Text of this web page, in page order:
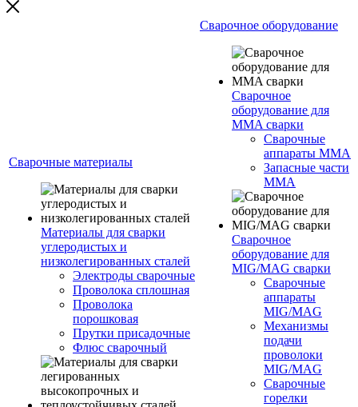
Сварочные материалы
Материалы для сварки
углеродистых и
низколегированных сталей
Электроды сварочные
Проволока сплошная
Проволока
порошковая
Прутки присадочные
Флюс сварочный
Сварочное оборудование
Сварочное
оборудование для
MMA сварки
Сварочные
аппараты MMA
Запасные части
MMA
Сварочное
оборудование для
MIG/MAG сварки
Сварочные
аппараты
MIG/MAG
Механизмы
подачи
проволоки
MIG/MAG
Сварочные
горелки